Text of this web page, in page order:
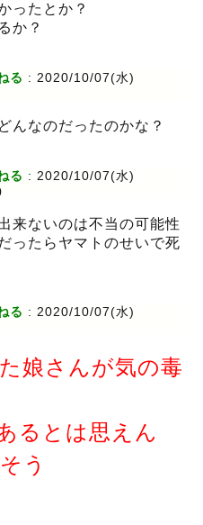
ったとか？
か？
る : 2020/10/07(水)
んなのだったのかな？
る : 2020/10/07(水)
来ないのは不当の可能性
ったらヤマトのせいで死
る : 2020/10/07(水)
娘さんが気の毒
るとは思えん
う